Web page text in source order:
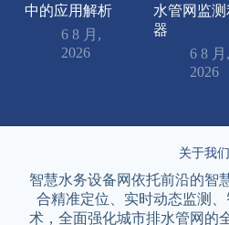
中的应用解析
6 8 月,
2026
水管网监测
器
6 8 月,
2026
关于我们
智慧水务设备网依托前沿的智
合精准定位、实时动态监测
术，全面强化城市排水管网的